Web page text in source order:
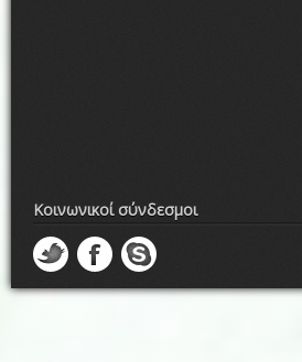
Κοινωνικοί σύνδεσμοι